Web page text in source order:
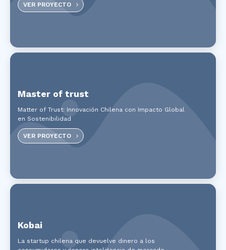
VER PROYECTO
Master of trust
Matter of Trust: Innovación Chilena con Impacto Global
en Sostenibilidad
VER PROYECTO
Kobai
La startup chilena que devuelve dinero a los